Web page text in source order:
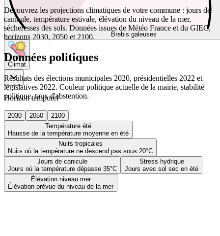
Brebis galeuses
Climat
Horizon temporel
2030 2050
2100
Température été
Hausse de la température moyenne en été
Nuits tropicales
Nuits où la température ne descend pas sous 20°C
Jours de canicule
Jours où la température dépasse 35°C
Stress hydrique
Jours avec sol sec en été
Élévation niveau mer
Élévation prévue du niveau de la mer
Découvrez les projections climatiques de votre commune : jours de
canicule, température estivale, élévation du niveau de la mer,
sécheresses des sols. Données issues de Météo France et du GIEC,
horizons 2030, 2050 et 2100.
Données politiques
Résultats des élections municipales 2020, présidentielles 2022 et
législatives 2022. Couleur politique actuelle de la mairie, stabilité
politique, taux d'abstention.